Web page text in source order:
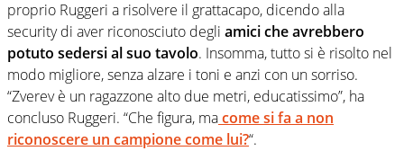
proprio Ruggeri a risolvere il grattacapo, dicendo alla
security di aver riconosciuto degli amici che avrebbero
potuto sedersi al suo tavolo. Insomma, tutto si è risolto nel
modo migliore, senza alzare i toni e anzi con un sorriso.
“Zverev è un ragazzone alto due metri, educatissimo”, ha
concluso Ruggeri. “Che figura, macome si fa a non
riconoscere un campione come lui?“.